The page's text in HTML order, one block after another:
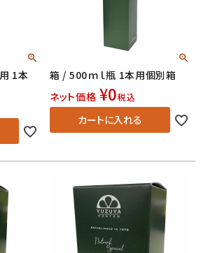
1本
箱 / 500ｍｌ瓶 1本用個別箱
ネット価格 ¥0税込
カートに入れる